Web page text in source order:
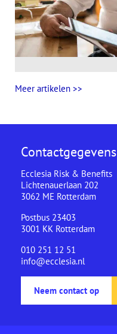
Meer artikelen >>
Contactgegevens
Ecclesia Risk & Benefits
Lichtenauerlaan 202
3062 ME Rotterdam
Postbus 23403
3001 KK Rotterdam
010 251 12 51
info@ecclesia.nl
Neem contact op